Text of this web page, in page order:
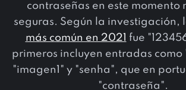
contraseñas en este momento
seguras. Según la investigación,
más común en 2021
fue
primeros incluyen entradas como
"imagen1" y "senha", que en
"contraseña".